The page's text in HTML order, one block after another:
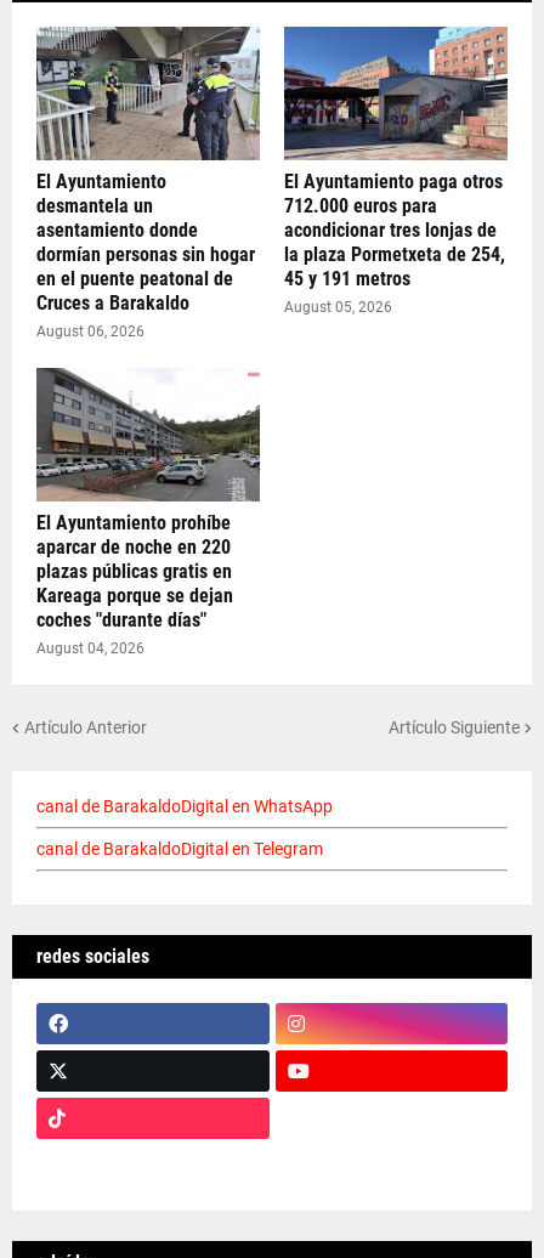
El Ayuntamiento
desmantela un
asentamiento donde
dormían personas sin hogar
en el puente peatonal de
Cruces a Barakaldo
August 06, 2026
El Ayuntamiento paga otros
712.000 euros para
acondicionar tres lonjas de
la plaza Pormetxeta de 254,
45 y 191 metros
August 05, 2026
El Ayuntamiento prohíbe
aparcar de noche en 220
plazas públicas gratis en
Kareaga porque se dejan
coches "durante días"
August 04, 2026
Artículo Anterior Artículo Siguiente
canal de BarakaldoDigital en WhatsApp
canal de BarakaldoDigital en Telegram
redes sociales